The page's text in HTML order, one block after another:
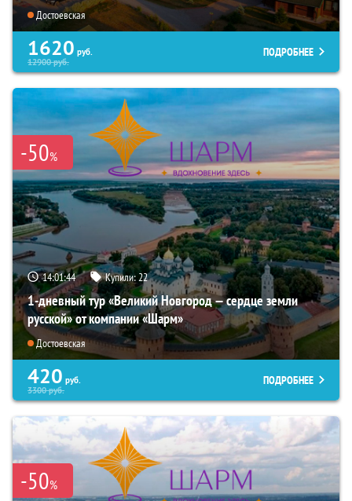
Достоевская
1620 руб.
12900руб.
ПОДРОБНЕЕ
-50%
14:01:43 Купили:22
1-дневный тур «Великий Новгород — сердце земли
русской» от компании «Шарм»
Достоевская
420 руб.
3300руб.
ПОДРОБНЕЕ
-50%